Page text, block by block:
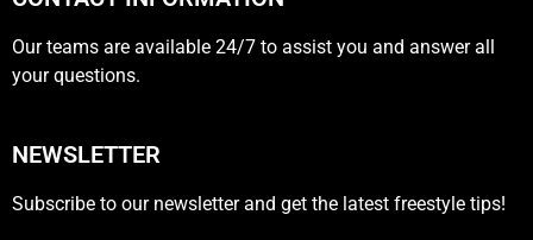
Our teams are available 24/7 to assist you and answer all
your questions.
NEWSLETTER
Subscribe to our newsletter and get the latest freestyle tips!